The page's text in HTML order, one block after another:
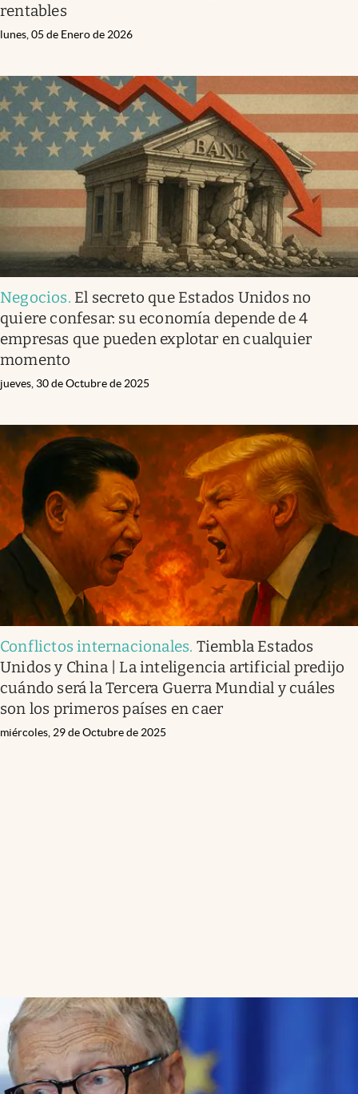
rentables
lunes, 05 de Enero de 2026
Negocios. El secreto que Estados Unidos no
quiere confesar: su economía depende de 4
empresas que pueden explotar en cualquier
momento
jueves, 30 de Octubre de 2025
Conflictos internacionales. Tiembla Estados
Unidos y China | La inteligencia artificial predijo
cuándo será la Tercera Guerra Mundial y cuáles
son los primeros países en caer
miércoles, 29 de Octubre de 2025